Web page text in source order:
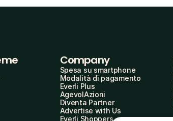
Company
Spesa su smartphone
Modalità di pagamento
Everli Plus
AgevolAzioni
Diventa Partner
Advertise with Us
Everli Shoppers